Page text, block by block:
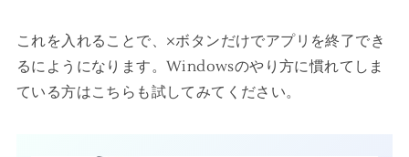
これを入れることで、×ボタンだけでアプリを終了でき
るにようになります。Windowsのやり方に慣れてしま
ている方はこちらも試してみてください。